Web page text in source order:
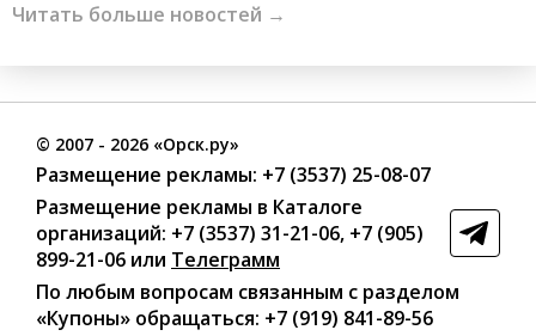
Читать больше новостей →
© 2007 - 2026 «Орск.ру»
Размещение рекламы: +7 (3537) 25-08-07
Размещение рекламы в Каталоге
организаций: +7 (3537) 31-21-06, +7 (905)
899-21-06 или Телеграмм
По любым вопросам связанным с разделом
«Купоны» обращаться: +7 (919) 841-89-56